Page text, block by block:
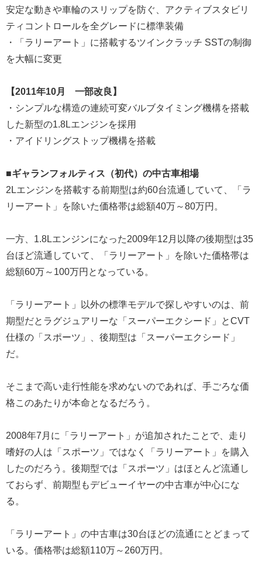
安定な動きや車輪のスリップを防ぐ、アクティブスタビリ
ティコントロールを全グレードに標準装備
・「ラリーアート」に搭載するツインクラッチ SSTの制御
を大幅に変更
【2011年10月 一部改良】
・シンプルな構造の連続可変バルブタイミング機構を搭載
した新型の1.8Lエンジンを採用
・アイドリングストップ機構を搭載
■ギャランフォルティス（初代）の中古車相場
2Lエンジンを搭載する前期型は約60台流通していて、「ラ
リーアート」を除いた価格帯は総額40万～80万円。
一方、1.8Lエンジンになった2009年12月以降の後期型は35
台ほど流通していて、「ラリーアート」を除いた価格帯は
総額60万～100万円となっている。
「ラリーアート」以外の標準モデルで探しやすいのは、前
期型だとラグジュアリーな「スーパーエクシード」とCVT
仕様の「スポーツ」、後期型は「スーパーエクシード」
だ。
そこまで高い走行性能を求めないのであれば、手ごろな価
格このあたりが本命となるだろう。
2008年7月に「ラリーアート」が追加されたことで、走り
嗜好の人は「スポーツ」ではなく「ラリーアート」を購入
したのだろう。後期型では「スポーツ」はほとんど流通し
ておらず、前期型もデビューイヤーの中古車が中心にな
る。
「ラリーアート」の中古車は30台ほどの流通にとどまって
いる。価格帯は総額110万～260万円。